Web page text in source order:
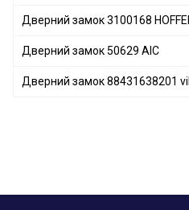
Дверний замок 3100168
Дверний замок 50629 AIC
Дверний замок 88431638201